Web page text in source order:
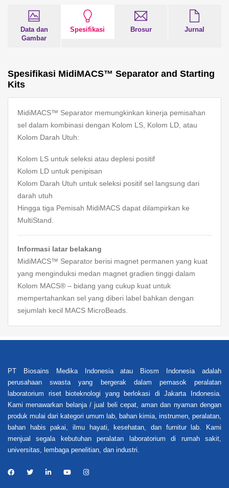
Data dan
Gambar
Spesifikasi Brosur Jurnal
Spesifikasi MidiMACS™ Separator and Starting
Kits
MidiMACS™ Separator memungkinkan kinerja pemisahan
sel dalam kombinasi dengan Kolom LS, Kolom LD, atau
Kolom Darah Utuh:
Kolom LS untuk seleksi atau deplesi positif
Kolom LD untuk penipisan
Kolom Darah Utuh untuk seleksi positif sel langsung dari
darah utuh
Hingga tiga Pemisah MidiMACS dapat dilampirkan ke
MultiStand.
Informasi latar belakang
MidiMACS™ Separator berisi magnet permanen yang kuat
yang menginduksi medan magnet gradien tinggi dalam
Kolom MACS® – bidang yang cukup kuat untuk
mempertahankan sel yang diberi label bahkan dengan
sejumlah kecil MACS MicroBeads.
PT Biosains Medika Indonesia atau Biosm Indonesia adalah
perusahaan swasta yang bergerak dalam pemasok peralatan
laboratorium riset bioteknologi yang berlokasi di Jakarta Indonesia.
Kami menawarkan belanja / jual beli cepat, aman dan nyaman dengan
produk mulai dari kategori umum lab, bahan kimia, instrumen, peralatan,
bahan habis pakai, ilmu hayati, kesehatan, dan furnitur lab. Kami
menjual segala kebutuhan peralatan laboratorium di rumah sakit,
universitas, lembaga penelitian, dan industri.